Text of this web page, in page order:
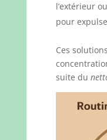
l’extérieur
pour
Ces
suite du